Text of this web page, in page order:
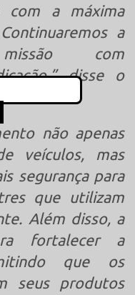
com a máxima
a
com
disse o
não apenas
veículos, mas
segurança para
que utilizam
Além disso, a
fortalecer a
que os
seus produtos
in: